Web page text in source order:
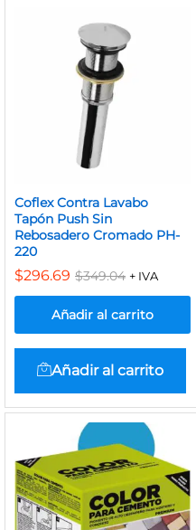
Coflex Contra Lavabo
Tapón Push Sin
Rebosadero Cromado PH-
220
$296.69 $349.04 + IVA
Añadir al carrito
Añadir al carrito